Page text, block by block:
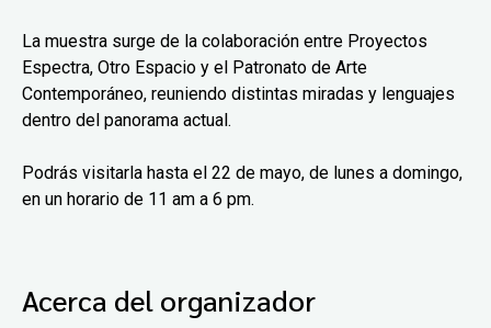
La muestra surge de la colaboración entre Proyectos
Espectra, Otro Espacio y el Patronato de Arte
Contemporáneo, reuniendo distintas miradas y lenguajes
dentro del panorama actual.
Podrás visitarla hasta el 22 de mayo, de lunes a domingo,
en un horario de 11 am a 6 pm.
Acerca del organizador